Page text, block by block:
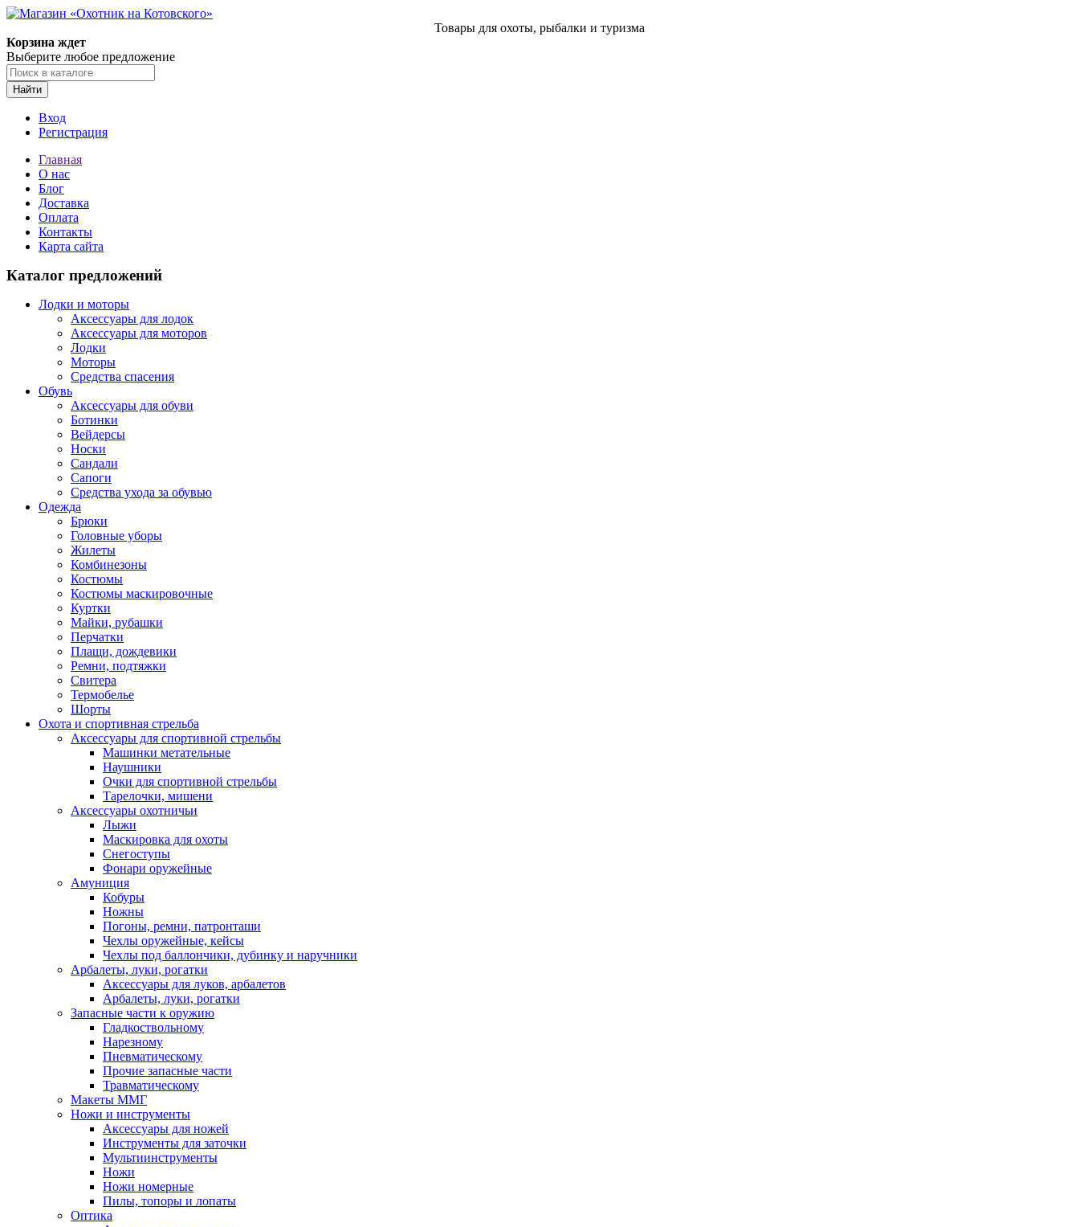
Товары для охоты, рыбалки и туризма
Корзина ждет
Выберите любое предложение
Найти
Вход
Регистрация
Главная
О нас
Блог
Доставка
Оплата
Контакты
Карта сайта
Каталог предложений
Лодки и моторы
Аксессуары для лодок
Аксессуары для моторов
Лодки
Моторы
Средства спасения
Обувь
Аксессуары для обуви
Ботинки
Вейдерсы
Носки
Сандали
Сапоги
Средства ухода за обувью
Одежда
Брюки
Головные уборы
Жилеты
Комбинезоны
Костюмы
Костюмы маскировочные
Куртки
Майки, рубашки
Перчатки
Плащи, дождевики
Ремни, подтяжки
Свитера
Термобелье
Шорты
Охота и спортивная стрельба
Аксессуары для спортивной стрельбы
Машинки метательные
Наушники
Очки для спортивной стрельбы
Тарелочки, мишени
Аксессуары охотничьи
Лыжи
Маскировка для охоты
Снегоступы
Фонари оружейные
Амуниция
Кобуры
Ножны
Погоны, ремни, патронташи
Чехлы оружейные, кейсы
Чехлы под баллончики, дубинку и наручники
Арбалеты, луки, рогатки
Аксессуары для луков, арбалетов
Арбалеты, луки, рогатки
Запасные части к оружию
Гладкоствольному
Нарезному
Пневматическому
Прочие запасные части
Травматическому
Макеты ММГ
Ножи и инструменты
Аксессуары для ножей
Инструменты для заточки
Мультиинструменты
Ножи
Ножи номерные
Пилы, топоры и лопаты
Оптика